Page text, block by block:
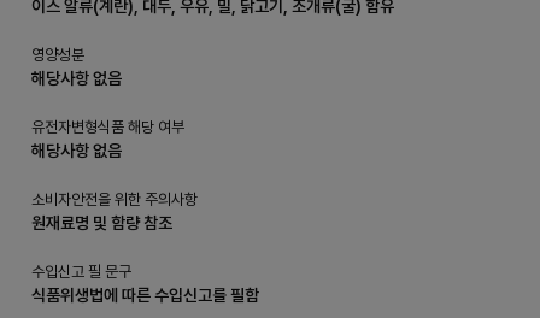
이스 알류(계란), 대두, 우유, 밀, 닭고기, 조개류(굴) 함유
영양성분
해당사항 없음
유전자변형식품 해당 여부
해당사항 없음
소비자안전을 위한 주의사항
원재료명 및 함량 참조
수입신고 필 문구
식품위생법에 따른 수입신고를 필함